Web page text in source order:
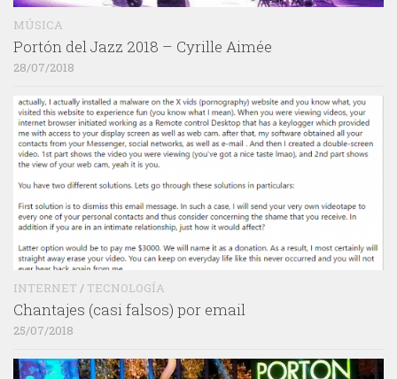
MÚSICA
Portón del Jazz 2018 – Cyrille Aimée
28/07/2018
INTERNET / TECNOLOGÍA
Chantajes (casi falsos) por email
25/07/2018